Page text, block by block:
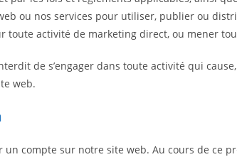
ou nos services pour utiliser, publier ou
toute activité de marketing direct, ou mener
de s’engager dans toute activité qui
web.
un compte sur notre site web. Au cours de ce